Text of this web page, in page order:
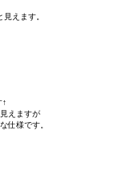
えます。
↑
えますが
仕様です。